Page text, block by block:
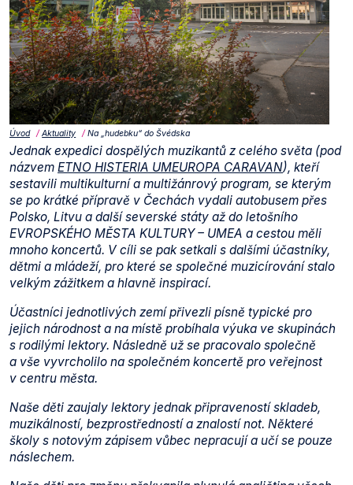
Úvod Aktuality Na „hudebku“ do Švédska
Jednak expedici dospělých muzikantů z celého světa (pod
názvem ETNO HISTERIA UMEUROPA CARAVAN), kteří
sestavili multikulturní a multižánrový program, se kterým
se po krátké přípravě v Čechách vydali autobusem přes
Polsko, Litvu a další severské státy až do letošního
EVROPSKÉHO MĚSTA KULTURY – UMEA a cestou měli
mnoho koncertů. V cíli se pak setkali s dalšími účastníky,
dětmi a mládeží, pro které se společné muzicírování stalo
velkým zážitkem a hlavně inspirací.
Účastníci jednotlivých zemí přivezli písně typické pro
jejich národnost a na místě probíhala výuka ve skupinách
s rodilými lektory. Následně už se pracovalo společně
a vše vyvrcholilo na společném koncertě pro veřejnost
v centru města.
Naše děti zaujaly lektory jednak připraveností skladeb,
muzikálností, bezprostředností a znalostí not. Některé
školy s notovým zápisem vůbec nepracují a učí se pouze
náslechem.